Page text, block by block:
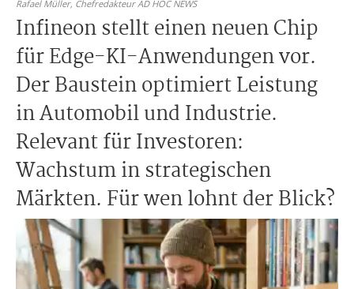
Rafael Müller, Chefredakteur AD HOC NEWS
Infineon stellt einen neuen Chip
für Edge-KI-Anwendungen vor.
Der Baustein optimiert Leistung
in Automobil und Industrie.
Relevant für Investoren:
Wachstum in strategischen
Märkten. Für wen lohnt der Blick?